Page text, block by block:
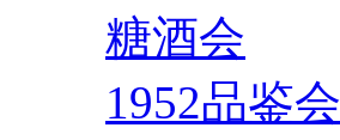
糖酒会
1952品鉴会